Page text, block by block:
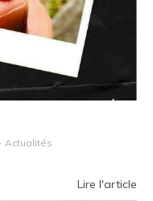
Actualités
Lire l'article